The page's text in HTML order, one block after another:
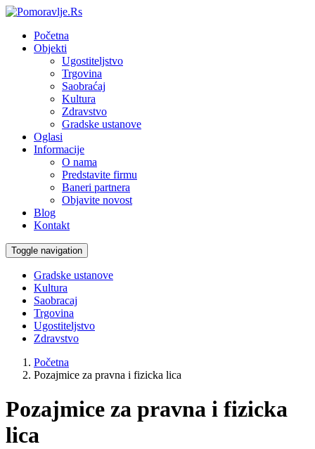
Početna
Objekti
Ugostiteljstvo
Trgovina
Saobraćaj
Kultura
Zdravstvo
Gradske ustanove
Oglasi
Informacije
O nama
Predstavite firmu
Baneri partnera
Objavite novost
Blog
Kontakt
Toggle navigation
Gradske ustanove
Kultura
Saobracaj
Trgovina
Ugostiteljstvo
Zdravstvo
Početna
Pozajmice za pravna i fizicka lica
Pozajmice za pravna i fizicka
lica